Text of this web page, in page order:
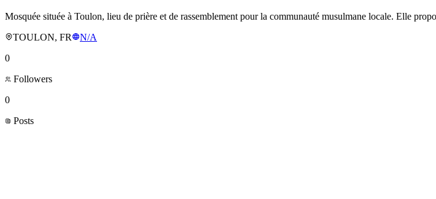
Mosquée située à Toulon, lieu de prière et de rassemblement pour la communauté musulmane locale. Elle
TOULON, FR
N/A
0
Followers
0
Posts